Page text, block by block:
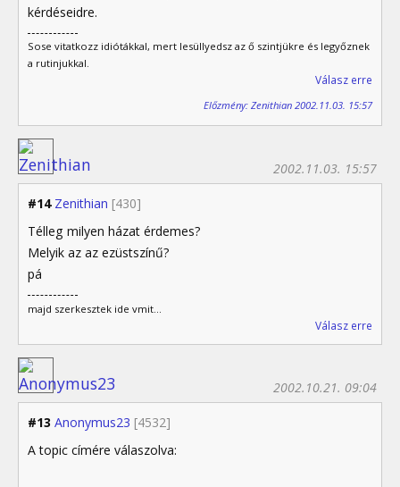
kérdéseidre.
Sose vitatkozz idiótákkal, mert lesüllyedsz az ő szintjükre és legyőznek
a rutinjukkal.
Válasz erre
Előzmény: Zenithian 2002.11.03. 15:57
#14 Zenithian [430]
2002.11.03. 15:57
Télleg milyen házat érdemes?
Melyik az az ezüstszínű?
pá
majd szerkesztek ide vmit...
Válasz erre
#13 Anonymus23 [4532]
2002.10.21. 09:04
A topic címére válaszolva: